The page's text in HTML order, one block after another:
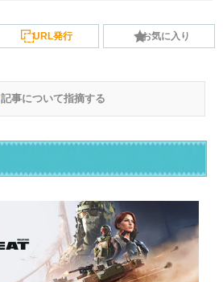
URL発行 お気に入り
記事について指摘する